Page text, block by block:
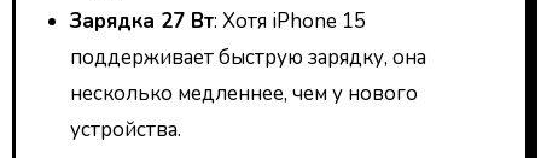
Зарядка 27 Вт: Хотя iPhone 15
поддерживает быструю зарядку, она
несколько медленнее, чем у нового
устройства.